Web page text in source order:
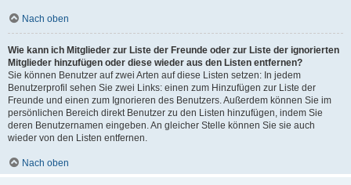
Nach oben
Wie kann ich Mitglieder zur Liste der Freunde oder zur Liste der ignorierten
Mitglieder hinzufügen oder diese wieder aus den Listen entfernen?
Sie können Benutzer auf zwei Arten auf diese Listen setzen: In jedem
Benutzerprofil sehen Sie zwei Links: einen zum Hinzufügen zur Liste der
Freunde und einen zum Ignorieren des Benutzers. Außerdem können Sie im
persönlichen Bereich direkt Benutzer zu den Listen hinzufügen, indem Sie
deren Benutzernamen eingeben. An gleicher Stelle können Sie sie auch
wieder von den Listen entfernen.
Nach oben